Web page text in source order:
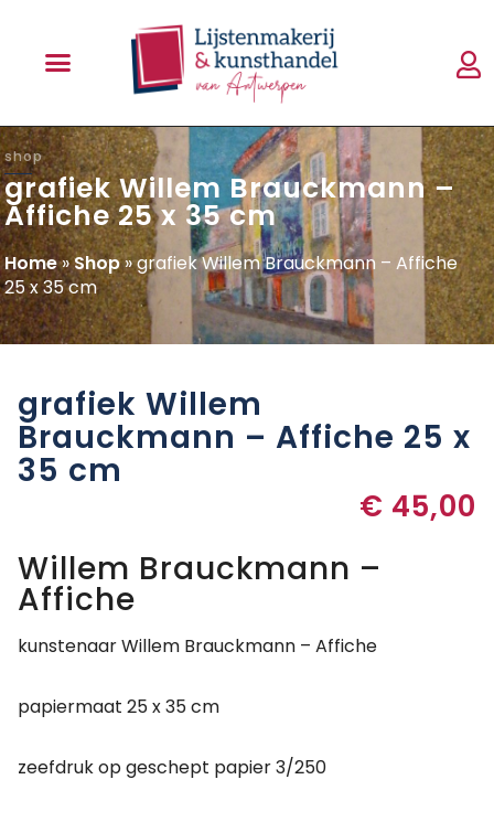
shop
grafiek Willem Brauckmann –
Affiche 25 x 35 cm
Home»Shop»grafiek Willem Brauckmann – Affiche
25 x 35 cm
grafiek Willem
Brauckmann – Affiche 25 x
35 cm
€ 45,00
Willem Brauckmann –
Affiche
kunstenaar Willem Brauckmann – Affiche
papiermaat 25 x 35 cm
zeefdruk op geschept papier 3/250